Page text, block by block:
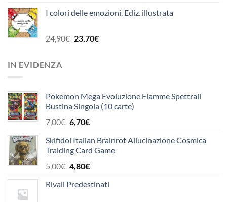
originale
13,00€.
attuale
12,40€.
I colori delle emozioni. Ediz. illustrata
24,90€ Il
23,70€Il
IN EVIDENZA
Pokemon Mega Evoluzione Fiamme Spettrali
Bustina Singola (10 carte)
7,00€ Il
originale
era:
7,00€.
6,70€Il
attuale
è:
6,70€.
Skifidol Italian Brainrot Allucinazione Cosmica
Traiding Card Game
5,00€ Il
originale
4,80€Il
attuale
Rivali Predestinati